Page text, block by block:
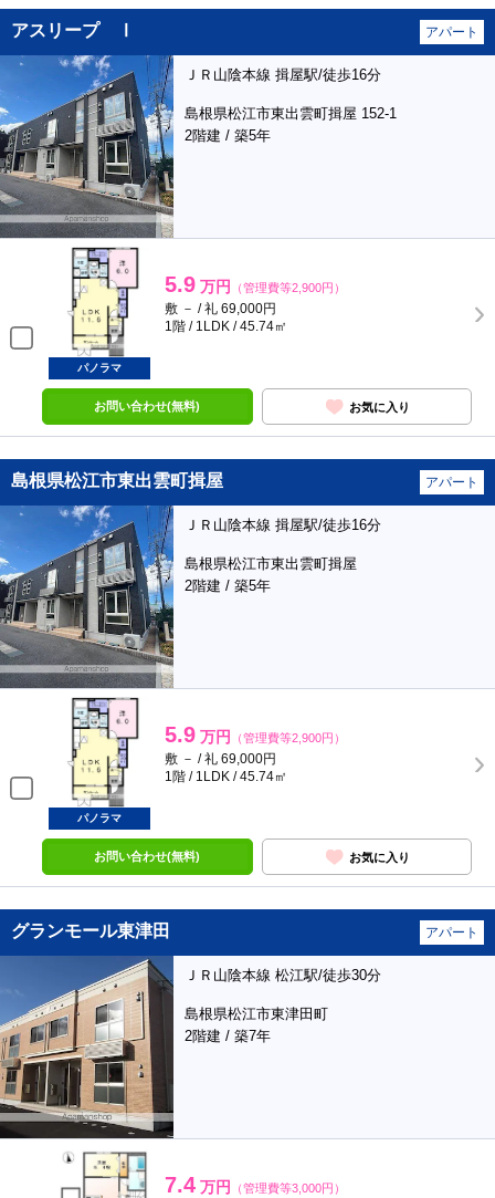
アスリープ Ⅰ アパート
ＪＲ山陰本線 揖屋駅/徒歩16分
島根県松江市東出雲町揖屋 152-1
2階建 / 築5年
5.9 万円 （管理費等2,900円）
敷 － / 礼 69,000円
1階 / 1LDK / 45.74㎡
パノラマ
お問い合わせ(無料) お気に入り
島根県松江市東出雲町揖屋 アパート
ＪＲ山陰本線 揖屋駅/徒歩16分
島根県松江市東出雲町揖屋
2階建 / 築5年
5.9 万円 （管理費等2,900円）
敷 － / 礼 69,000円
1階 / 1LDK / 45.74㎡
パノラマ
お問い合わせ(無料) お気に入り
グランモール東津田 アパート
ＪＲ山陰本線 松江駅/徒歩30分
島根県松江市東津田町
2階建 / 築7年
7.4 万円 （管理費等3,000円）